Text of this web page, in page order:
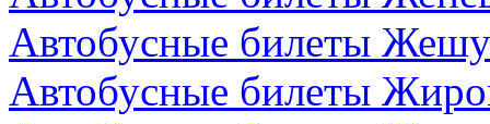
Автобусные билеты
Автобусные билеты